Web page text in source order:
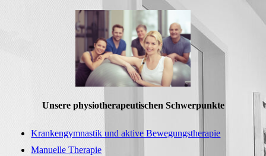
Unsere physiotherapeutischen Schwerpunkte
Krankengymnastik und aktive Bewegungstherapie
Manuelle Therapie